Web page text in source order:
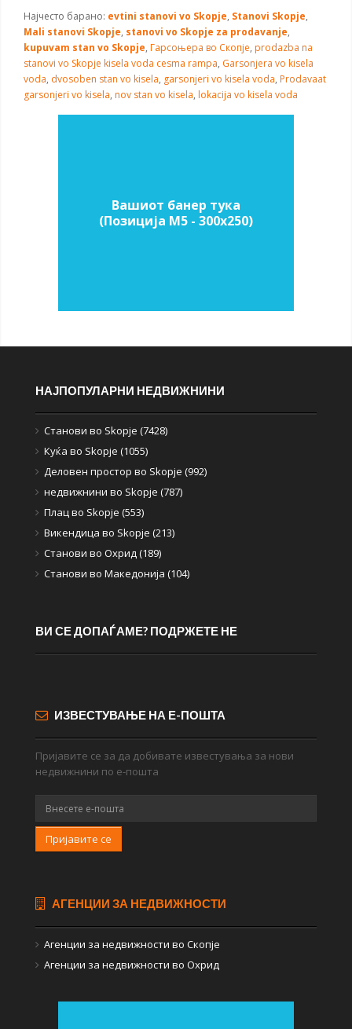
Најчесто барано: evtini stanovi vo Skopje, Stanovi Skopje,
Mali stanovi Skopje, stanovi vo Skopje za prodavanje,
kupuvam stan vo Skopje, Гарсоњера во Скопје, prodazba na
stanovi vo Skopje kisela voda cesma rampa, Garsonjera vo kisela
voda, dvosoben stan vo kisela, garsonjeri vo kisela voda, Prodavaat
garsonjeri vo kisela, nov stan vo kisela, lokacija vo kisela voda
Вашиот банер тука
(Позиција M5 - 300х250)
НАЈПОПУЛАРНИ НЕДВИЖНИНИ
Станови во Skopje (7428)
Куќа во Skopje (1055)
Деловен простор во Skopje (992)
недвижнини во Skopje (787)
Плац во Skopje (553)
Викендица во Skopje (213)
Станови во Охрид (189)
Станови во Македонија (104)
ВИ СЕ ДОПАЃАМЕ? ПОДРЖЕТЕ НЕ
ИЗВЕСТУВАЊЕ НА Е-ПОШТА
Пријавите се за да добивате известувања за нови
недвижнини по е-пошта
Пријавите се
АГЕНЦИИ ЗА НЕДВИЖНОСТИ
Агенции за недвижности во Скопје
Агенции за недвижности во Охрид